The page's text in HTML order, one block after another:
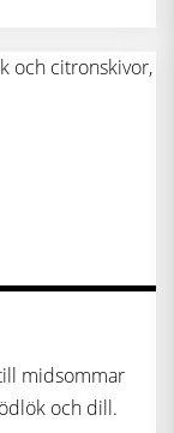
midsommar
och dill.